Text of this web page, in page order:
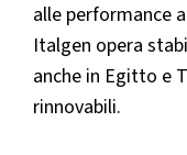
alle performance
Italgen opera
anche in Egitto e
rinnovabili.